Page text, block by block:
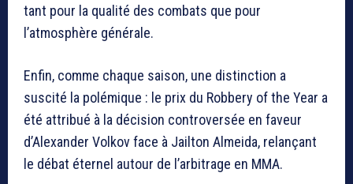
tant pour la qualité des combats que pour
l’atmosphère générale.
Enfin, comme chaque saison, une distinction a
suscité la polémique : le prix du Robbery of the Year a
été attribué à la décision controversée en faveur
d’Alexander Volkov face à Jailton Almeida, relançant
le débat éternel autour de l’arbitrage en MMA.